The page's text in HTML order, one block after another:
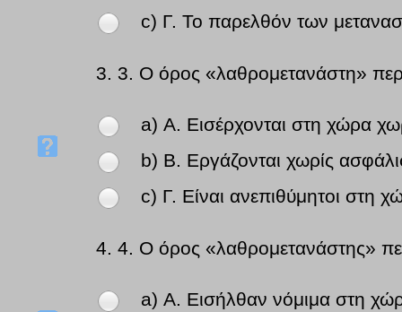
c) Γ. Το παρελθόν των
3. 3. Ο όρος «λαθρομετανάστη»
a) Α. Εισέρχονται στη χώρα
b) Β. Εργάζονται χωρίς
c) Γ. Είναι ανεπιθύμητοι στη
4. 4. Ο όρος «λαθρομετανάστης»
a) Α. Εισήλθαν νόμιμα στη